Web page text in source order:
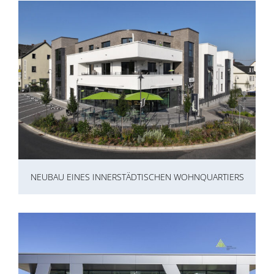
NEUBAU EINES INNERSTÄDTISCHEN WOHNQUARTIERS